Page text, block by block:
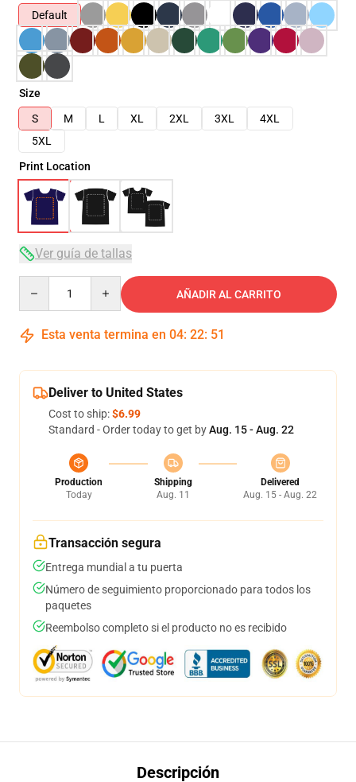
Default
Size
S
M L XL 2XL 3XL
4XL
5XL
Print Location
Ver guía de tallas
AÑADIR AL CARRITO
Esta venta termina en 04: 22: 50
Deliver to United States
Cost to ship:$6.99
Standard - Order today to get byAug. 15 - Aug. 22
Production
Today
Shipping
Aug. 11
Delivered
Aug. 15 - Aug. 22
Transacción segura
Entrega mundial a tu puerta
Número de seguimiento proporcionado para todos los
paquetes
Reembolso completo si el producto no es recibido
Descripción